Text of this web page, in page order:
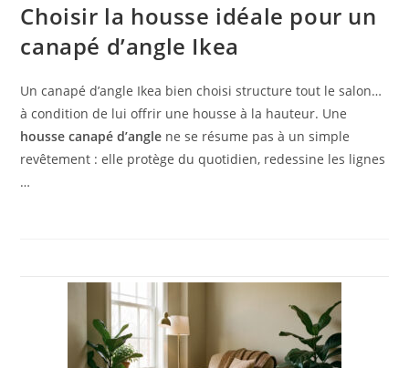
Choisir la housse idéale pour un
canapé d’angle Ikea
Un canapé d’angle Ikea bien choisi structure tout le salon…
à condition de lui offrir une housse à la hauteur. Une
housse canapé d’angle ne se résume pas à un simple
revêtement : elle protège du quotidien, redessine les lignes
…